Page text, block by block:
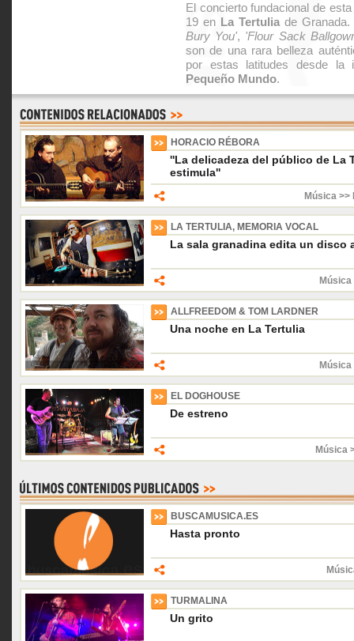
El concierto fundacional de
19 en La Tertulia de
Bury You', 'Flour Sack
son de una rara belleza
por estas latitudes desde la
Pequeño Mundo.
HORACIO RÉBORA
''La delicadeza del público de La
estimula''
Música
LA TERTULIA, MEMORIA VOCAL
La sala granadina edita un disco
ALLFREEDOM & TOM LARDNER
Una noche en La Tertulia
EL DOGHOUSE
De estreno
Música
BUSCAMUSICA.ES
Hasta pronto
TURMALINA
Un grito